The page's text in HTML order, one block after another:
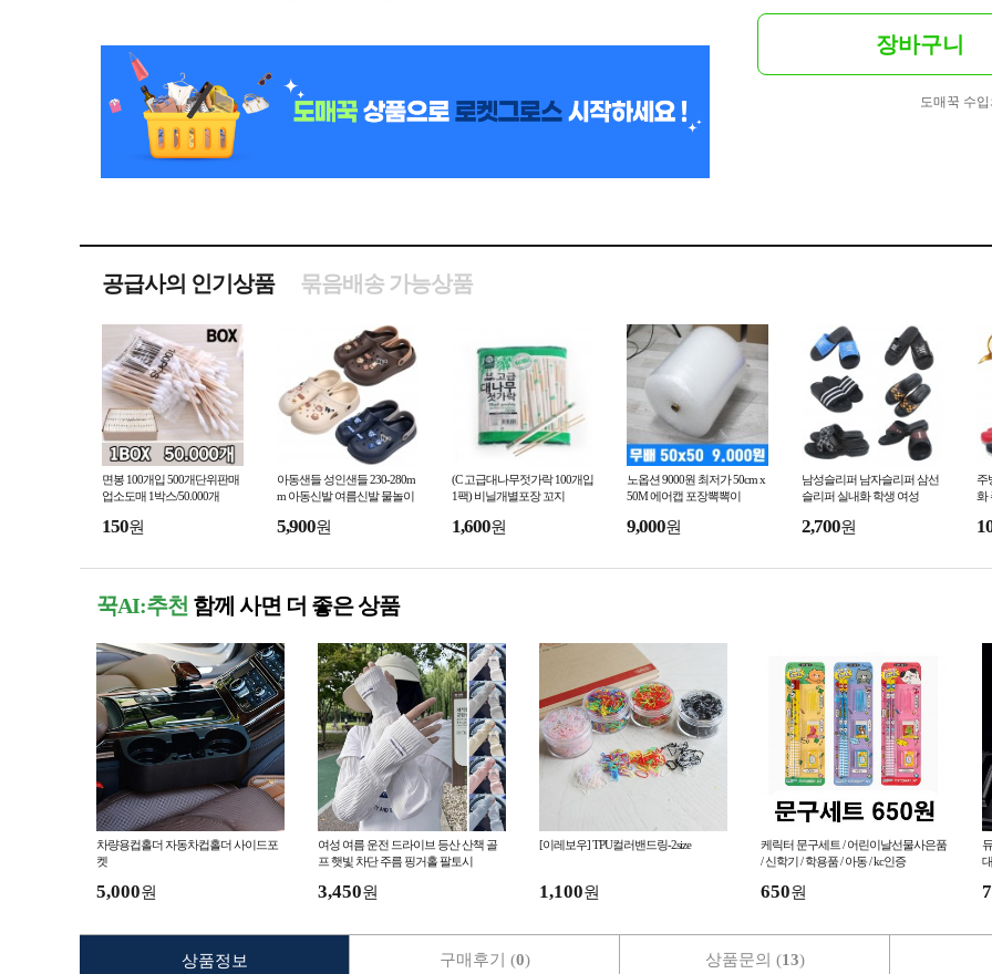
장바구니
도매꾹 수
공급사의 인기상품 묶음배송 가능상품
면봉 100개입 500개단위판매
업소도매 1박스/50.000개
150원
아동샌들 성인샌들 230-280m
m 아동신발 여름신발 물놀이
5,900원
(C 고급대나무젓가락 100개입
1팩) 비닐개별포장 꼬지
1,600원
노옵션 9000원 최저가 50cm x
50M 에어캡 포장뽁뽁이
9,000원
남성슬리퍼 남자슬리퍼 삼선
슬리퍼 실내화 학생 여성
2,700원
주
화
꾹AI:추천 함께 사면 더 좋은 상품
차량용컵홀더 자동차컵홀더 사이드포
켓
5,000원
여성 여름 운전 드라이브 등산 산책 골
프 햇빛 차단 주름 핑거홀 팔토시
3,450원
[이레보우] TPU컬러밴드링-2size
1,100원
케릭터 문구세트 / 어린이날선물사은품
/ 신학기 / 학용품 / 아동 / kc인증
650원
상품정보 구매후기 (0) 상품문의 (13)